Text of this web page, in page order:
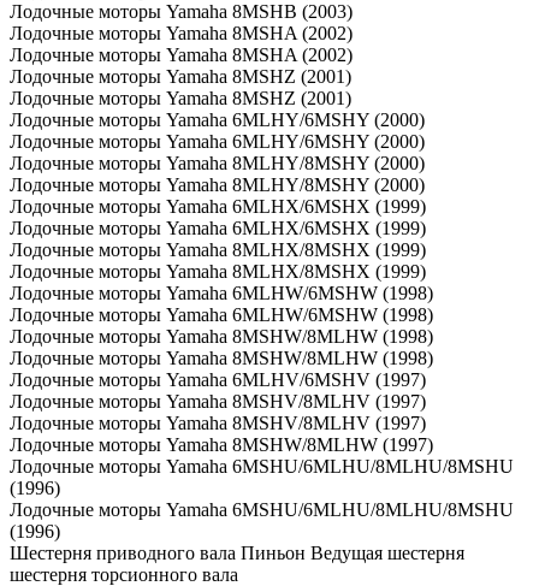
Лодочные моторы Yamaha 8MSHB (2003)
Лодочные моторы Yamaha 8MSHA (2002)
Лодочные моторы Yamaha 8MSHA (2002)
Лодочные моторы Yamaha 8MSHZ (2001)
Лодочные моторы Yamaha 8MSHZ (2001)
Лодочные моторы Yamaha 6MLHY/6MSHY (2000)
Лодочные моторы Yamaha 6MLHY/6MSHY (2000)
Лодочные моторы Yamaha 8MLHY/8MSHY (2000)
Лодочные моторы Yamaha 8MLHY/8MSHY (2000)
Лодочные моторы Yamaha 6MLHX/6MSHX (1999)
Лодочные моторы Yamaha 6MLHX/6MSHX (1999)
Лодочные моторы Yamaha 8MLHX/8MSHX (1999)
Лодочные моторы Yamaha 8MLHX/8MSHX (1999)
Лодочные моторы Yamaha 6MLHW/6MSHW (1998)
Лодочные моторы Yamaha 6MLHW/6MSHW (1998)
Лодочные моторы Yamaha 8MSHW/8MLHW (1998)
Лодочные моторы Yamaha 8MSHW/8MLHW (1998)
Лодочные моторы Yamaha 6MLHV/6MSHV (1997)
Лодочные моторы Yamaha 8MSHV/8MLHV (1997)
Лодочные моторы Yamaha 8MSHV/8MLHV (1997)
Лодочные моторы Yamaha 8MSHW/8MLHW (1997)
Лодочные моторы Yamaha 6MSHU/6MLHU/8MLHU/8MSHU
(1996)
Лодочные моторы Yamaha 6MSHU/6MLHU/8MLHU/8MSHU
(1996)
Шестерня приводного вала Пиньон Ведущая шестерня
шестерня торсионного вала